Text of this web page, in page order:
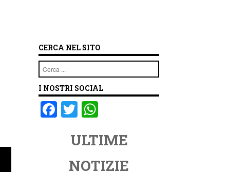
CERCA NEL SITO
Cerca
I NOSTRI SOCIAL
F T
tt
er
at
s
ULTIME
NOTIZIE